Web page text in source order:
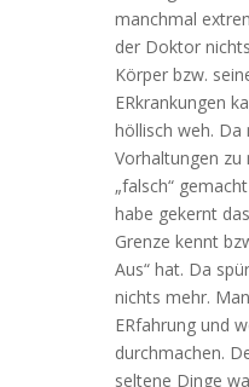
manchmal
der Doktor
Körper bzw.
ERkrankungen
höllisch weh. Da
Vorhaltungen zu
„falsch“
habe gekernt
Grenze kennt
Aus“ hat. Da
nichts mehr.
ERfahrung und
durchmachen.
seltene Dinge